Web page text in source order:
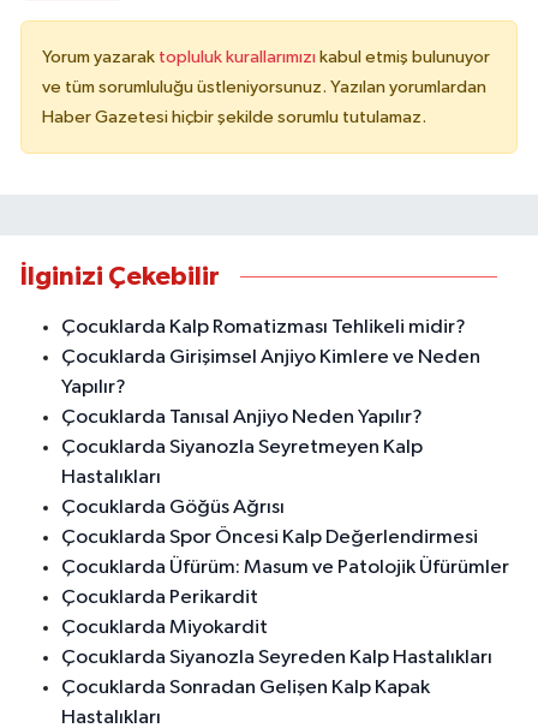
Yorum yazarak topluluk kurallarımızı kabul etmiş bulunuyor
ve tüm sorumluluğu üstleniyorsunuz. Yazılan yorumlardan
Haber Gazetesi hiçbir şekilde sorumlu tutulamaz.
İlginizi Çekebilir
Çocuklarda Kalp Romatizması Tehlikeli midir?
Çocuklarda Girişimsel Anjiyo Kimlere ve Neden
Yapılır?
Çocuklarda Tanısal Anjiyo Neden Yapılır?
Çocuklarda Siyanozla Seyretmeyen Kalp
Hastalıkları
Çocuklarda Göğüs Ağrısı
Çocuklarda Spor Öncesi Kalp Değerlendirmesi
Çocuklarda Üfürüm: Masum ve Patolojik Üfürümler
Çocuklarda Perikardit
Çocuklarda Miyokardit
Çocuklarda Siyanozla Seyreden Kalp Hastalıkları
Çocuklarda Sonradan Gelişen Kalp Kapak
Hastalıkları